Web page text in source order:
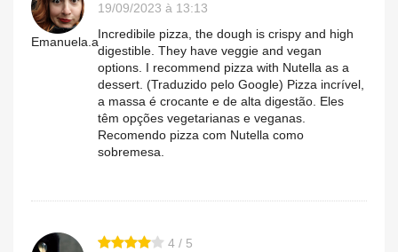
Emanuela.a
19/09/2023 à 13:13
Incredibile pizza, the dough is crispy and high
digestible. They have veggie and vegan
options. I recommend pizza with Nutella as a
dessert. (Traduzido pelo Google) Pizza incrível,
a massa é crocante e de alta digestão. Eles
têm opções vegetarianas e veganas.
Recomendo pizza com Nutella como
sobremesa.
4 / 5